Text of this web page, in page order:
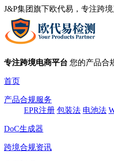
J&P集团旗下欧代易，专注跨
专注跨境电商平台 您的产品合
首页
产品合规服务
EPR注册 包装法 电池法
DoC生成器
跨境合规资讯